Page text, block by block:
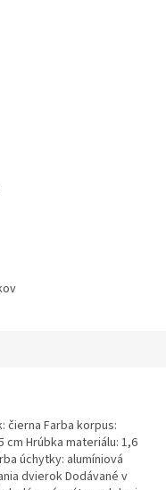
čierna Farba korpus:
cm Hrúbka materiálu: 1,6
úchytky: alumíniová
dvierok Dodávané v